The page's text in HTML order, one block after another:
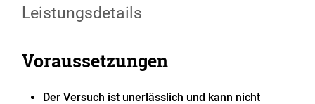
Leistungsdetails
Voraussetzungen
Der Versuch ist unerlässlich und kann nicht